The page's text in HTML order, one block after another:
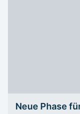
Neue Phase